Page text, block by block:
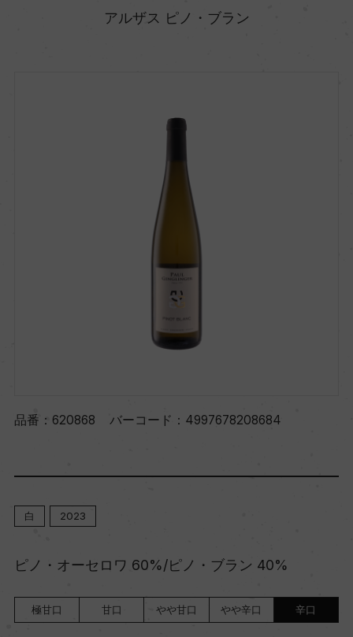
アルザス ピノ・ブラン
品番： 620868 バーコード： 4997678208684
白 2023
ピノ・オーセロワ 60%/ピノ・ブラン 40%
極甘口 甘口 やや甘口 やや辛口 辛口